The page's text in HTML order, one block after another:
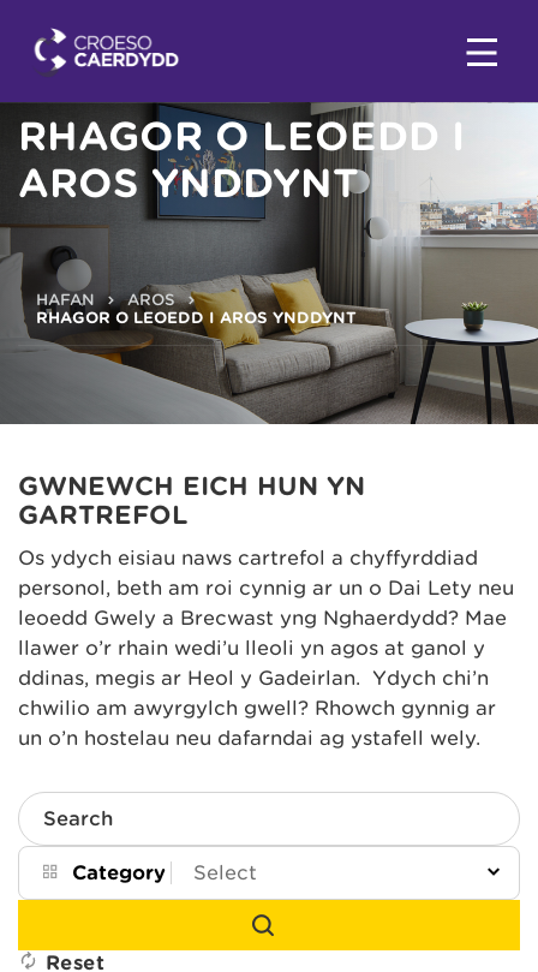
RHAGOR O LEOEDD I
AROS YNDDYNT
HAFAN
AROS
RHAGOR O LEOEDD I AROS YNDDYNT
GWNEWCH EICH HUN YN
GARTREFOL
Os ydych eisiau naws cartrefol a chyffyrddiad
personol, beth am roi cynnig ar un o Dai Lety neu
leoedd Gwely a Brecwast yng Nghaerdydd? Mae
llawer o’r rhain wedi’u lleoli yn agos at ganol y
ddinas, megis ar Heol y Gadeirlan. Ydych chi’n
chwilio am awyrgylch gwell? Rhowch gynnig ar
un o’n hostelau neu dafarndai ag ystafell wely.
Search
Category
Reset